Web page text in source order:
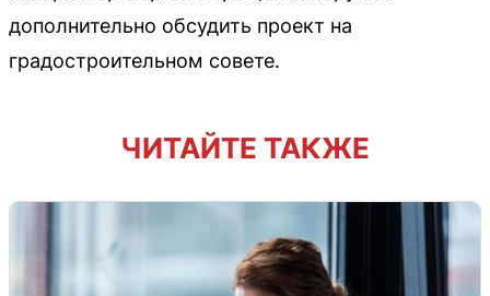
дополнительно обсудить проект на
градостроительном совете.
ЧИТАЙТЕ ТАКЖЕ